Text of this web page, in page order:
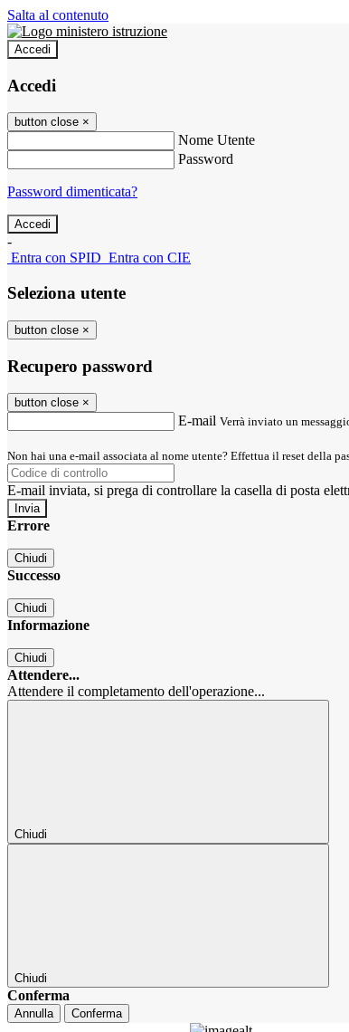
Salta al contenuto
Accedi
Accedi
button close ×
Nome Utente
Password
Password dimenticata?
-
Entra con SPID Entra con CIE
Seleziona utente
button close ×
Recupero password
button close ×
E-mail Verrà inviato un
Non hai una e-mail associata al nome utente? Effettua il reset della
E-mail inviata, si prega di controllare la casella di posta
Errore
Chiudi
Successo
Chiudi
Informazione
Chiudi
Attendere...
Attendere il completamento dell'operazione...
Chiudi
Chiudi
Conferma
Annulla Conferma